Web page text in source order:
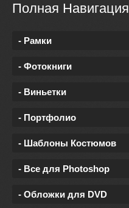
Полная Навигация
- Рамки
- Фотокниги
- Виньетки
- Портфолио
- Шаблоны Костюмов
- Все для Photoshop
- Обложки для DVD